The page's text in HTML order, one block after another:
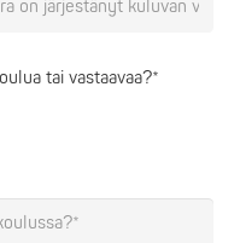
tai vastaavaa?*